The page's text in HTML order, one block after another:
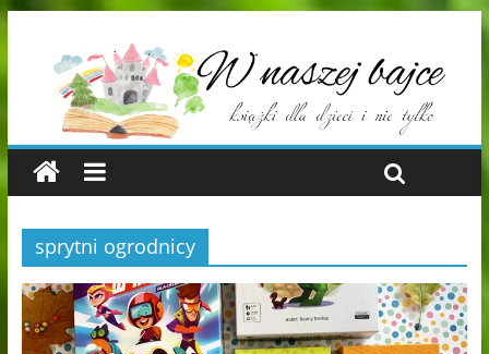
sprytni ogrodnicy